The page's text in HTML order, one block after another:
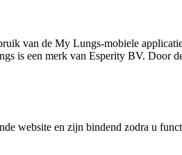
van de My Lungs-mobiele
is een merk van Esperity BV. Door
website en zijn bindend zodra u